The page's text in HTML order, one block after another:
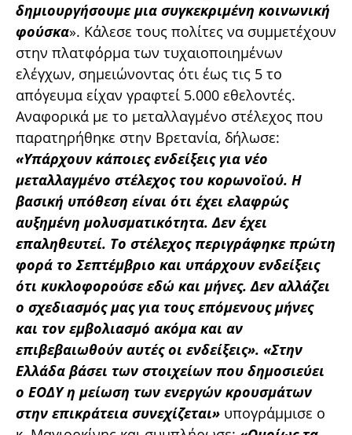
δημιουργήσουμε μια συγκεκριμένη κοινωνική
φούσκα». Κάλεσε τους πολίτες να συμμετέχουν
στην πλατφόρμα των τυχαιοποιημένων
ελέγχων, σημειώνοντας ότι έως τις 5 το
απόγευμα είχαν γραφτεί 5.000 εθελοντές.
Αναφορικά με το μεταλλαγμένο στέλεχος που
παρατηρήθηκε στην Βρετανία, δήλωσε:
«Υπάρχουν κάποιες ενδείξεις για νέο
μεταλλαγμένο στέλεχος του κορωνοϊού. Η
βασική υπόθεση είναι ότι έχει ελαφρώς
αυξημένη μολυσματικότητα. Δεν έχει
επαληθευτεί. Το στέλεχος περιγράφηκε πρώτη
φορά το Σεπτέμβριο και υπάρχουν ενδείξεις
ότι κυκλοφορούσε εδώ και μήνες. Δεν αλλάζει
ο σχεδιασμός μας για τους επόμενους μήνες
και τον εμβολιασμό ακόμα και αν
επιβεβαιωθούν αυτές οι ενδείξεις». «Στην
Ελλάδα βάσει των στοιχείων που δημοσιεύει
ο ΕΟΔΥ η μείωση των ενεργών κρουσμάτων
στην επικράτεια συνεχίζεται» υπογράμμισε ο